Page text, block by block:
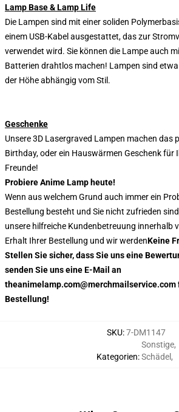
Lamp Base & Lamp Life
Die Lampen sind mit einer soliden
einem USB-Kabel ausgestattet, das zur
verwendet wird. Sie können die Lampe auch
Batterien drahtlos machen! Lampen sind
der Höhe abhängig vom Stil.
Geschenke
Unsere 3D Lasergraved Lampen machen das
Birthday, oder ein Hauswärmen Geschenk für
Freunde!
Probiere Anime Lamp heute!
Wenn aus welchem Grund auch immer ein
Bestellung besteht und Sie nicht zufrieden
unsere hilfreiche Kundenbetreuung innerhalb
Erhalt Ihrer Bestellung und wir werdenKeine
Stellen Sie sicher, dass Sie uns eine
senden Sie uns eine E-Mail an
theanimelamp.com@merchmailservice.com
Bestellung!
SKU:7-DM1147
Kategorien:
Sonstige,
Schädel ,